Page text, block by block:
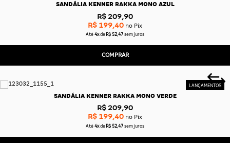
SANDÁLIA KENNER RAKKA MONO AZUL
R$ 209,90
R$ 199,40 no Pix
Até 4x de R$ 52,47 sem juros
COMPRAR
SANDÁLIA KENNER RAKKA MONO VERDE
R$ 209,90
R$ 199,40 no Pix
Até 4x de R$ 52,47 sem juros